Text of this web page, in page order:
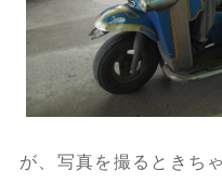
が、写真を撮るときち